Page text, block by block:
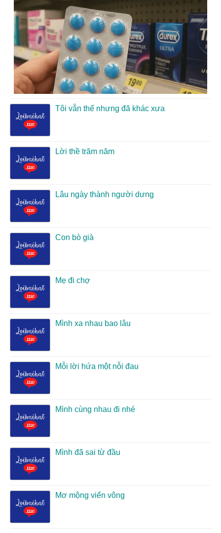
Tôi vẫn thế nhưng đã khác xưa
Lời thề trăm năm
Lâu ngày thành người dưng
Con bò già
Mẹ đi chợ
Mình xa nhau bao lâu
Mỗi lời hứa một nỗi đau
Mình cùng nhau đi nhé
Mình đã sai từ đầu
Mơ mộng viển vông